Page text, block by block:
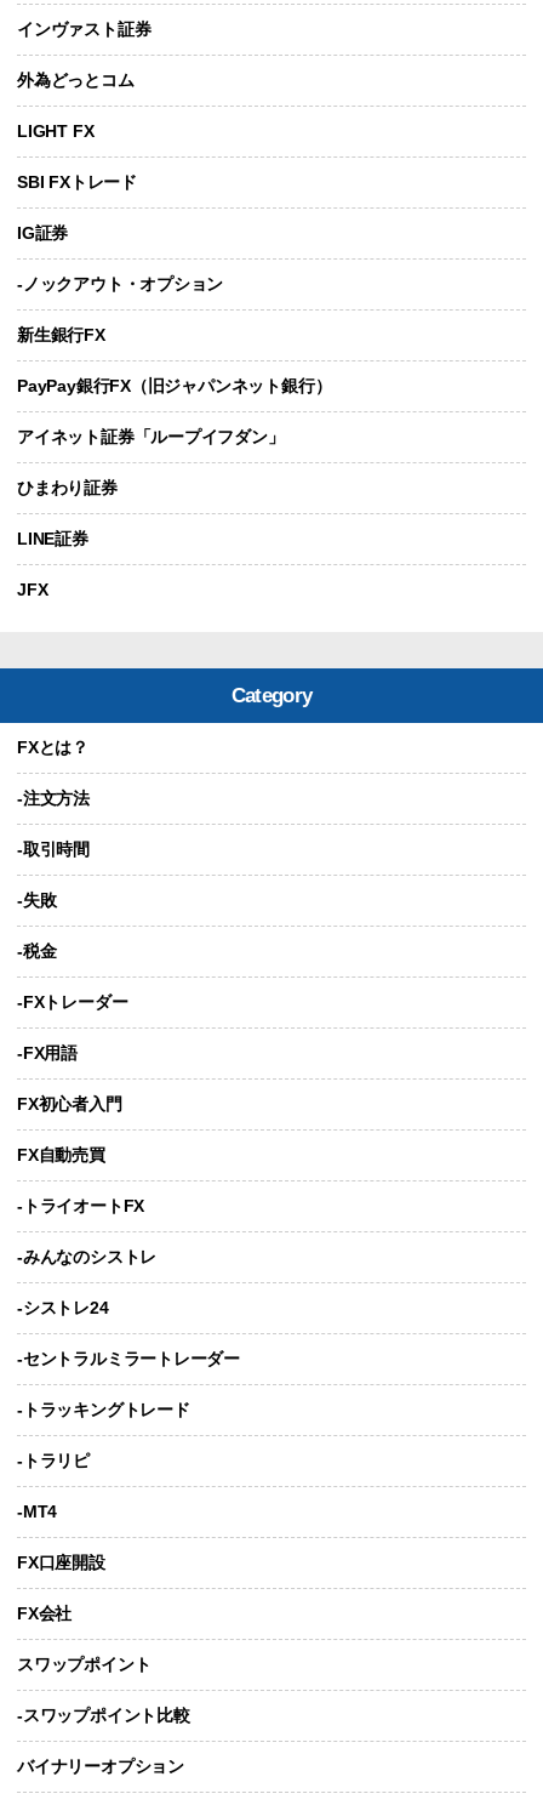
インヴァスト証券
外為どっとコム
LIGHT FX
SBI FXトレード
IG証券
-ノックアウト・オプション
新生銀行FX
PayPay銀行FX（旧ジャパンネット銀行）
アイネット証券「ループイフダン」
ひまわり証券
LINE証券
JFX
Category
FXとは？
-注文方法
-取引時間
-失敗
-税金
-FXトレーダー
-FX用語
FX初心者入門
FX自動売買
-トライオートFX
-みんなのシストレ
-シストレ24
-セントラルミラートレーダー
-トラッキングトレード
-トラリピ
-MT4
FX口座開設
FX会社
スワップポイント
-スワップポイント比較
バイナリーオプション